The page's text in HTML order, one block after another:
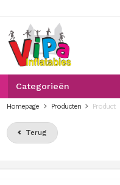
Categorieën
Homepage Producten Product
Terug